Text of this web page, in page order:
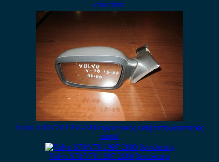
condition
Volvo S70/V70 1997-2000 ηλεκτρικός καθρέπτης αριστερός
ασημί
Volvo S70/V70 1997-2000 βεντιλατέρ